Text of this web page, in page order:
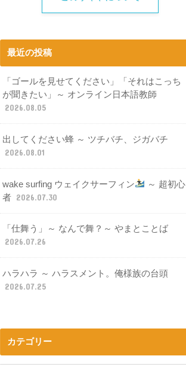
最近の投稿
「ゴールを見せてください」「それはこっち
が聞きたい」～ オンライン日本語教師
2026.08.05
出してください蜂 ～ ツチバチ、ジガバチ
2026.08.01
wake surfing ウェイクサーフィン
～ 超初心
者 2026.07.30
「仕舞う」～ なんで舞？～ やまとことば
2026.07.26
ハラハラ ～ ハラスメント。俺様族の台頭
2026.07.25
カテゴリー